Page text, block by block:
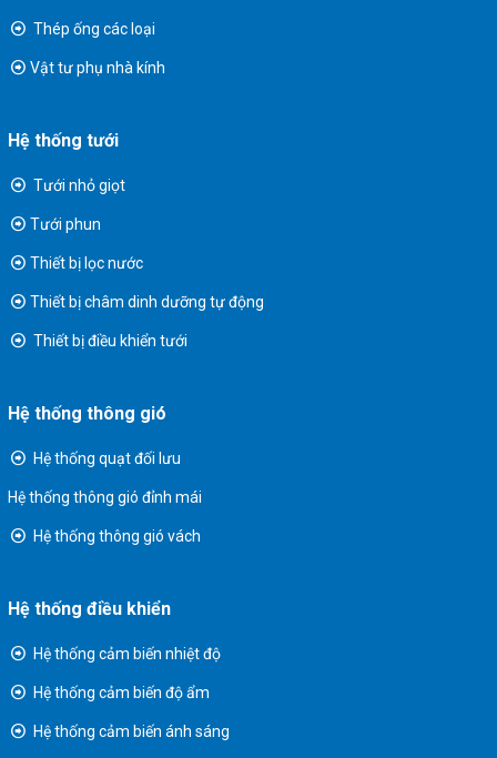
Thép ống các loại
Vật tư phụ nhà kính
Hệ thống tưới
Tưới nhỏ giọt
Tưới phun
Thiết bị lọc nước
Thiết bị châm dinh dưỡng tự động
Thiết bị điều khiển tưới
Hệ thống thông gió
Hệ thống quạt đối lưu
Hệ thống thông gió đỉnh mái
Hệ thống thông gió vách
Hệ thống điều khiển
Hệ thống cảm biến nhiệt độ
Hệ thống cảm biến độ ẩm
Hệ thống cảm biến ánh sáng